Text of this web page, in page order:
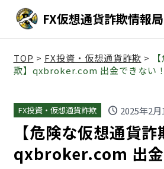
FX仮想通貨詐欺情報局
TOP > FX投資・仮想通貨詐欺 >
欺】qxbroker.com 出金できない！
FX投資・仮想通貨詐欺 schedule 2025年2月
【危険な仮想通貨詐
qxbroker.com 出金